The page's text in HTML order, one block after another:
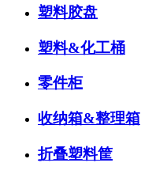
塑料胶盘
塑料&化工桶
零件柜
收纳箱&整理箱
折叠塑料筐